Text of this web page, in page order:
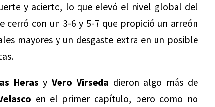
y acierto, lo que elevó el nivel global del
con un 3-6 y 5-7 que propició un arreón
mayores y un desgaste extra en un posible
Heras yVero Virseda dieron algo más de
en el primer capítulo, pero como no